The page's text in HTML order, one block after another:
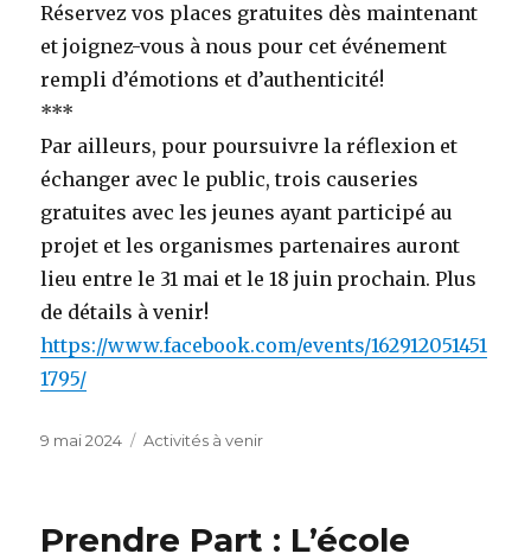
Réservez vos places gratuites dès maintenant
et joignez-vous à nous pour cet événement
rempli d’émotions et d’authenticité!
***
Par ailleurs, pour poursuivre la réflexion et
échanger avec le public, trois causeries
gratuites avec les jeunes ayant participé au
projet et les organismes partenaires auront
lieu entre le 31 mai et le 18 juin prochain. Plus
de détails à venir!
https://www.facebook.com/events/162912051451
1795/
Publié
9 mai 2024 Catégories
Activités à venir
Prendre Part : L’école